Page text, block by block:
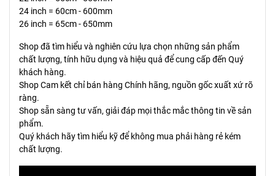
24 inch = 60cm - 600mm
26 inch = 65cm - 650mm
Shop đã tìm hiểu và nghiên cứu lựa chọn những sản phẩm
chất lượng, tính hữu dụng và hiệu quả để cung cấp đến Quý
khách hàng.
Shop Cam kết chỉ bán hàng Chính hãng, nguồn gốc xuất xứ rõ
ràng.
Shop sẵn sàng tư vấn, giải đáp mọi thắc mắc thông tin về sản
phẩm.
Quý khách hãy tìm hiểu kỹ để không mua phải hàng rẻ kém
chất lượng.